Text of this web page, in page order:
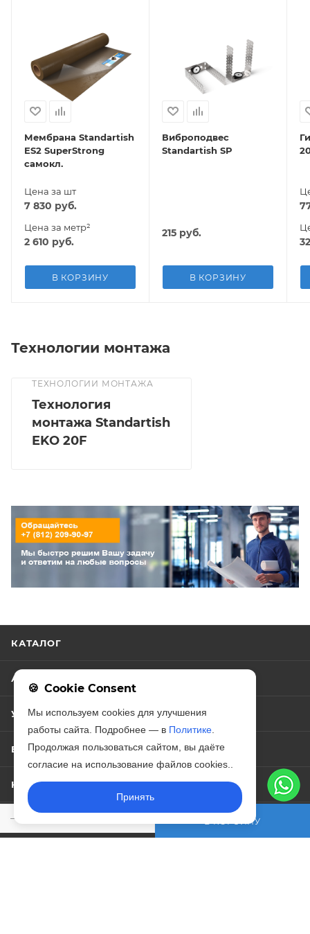
В КОРЗИНУ
Мембрана Standartish
ES2 SuperStrong
самокл.
Цена за шт
7 830 руб.
Цена за метр²
2 610 руб.
В КОРЗИНУ
Виброподвес
Standartish SP
215 руб.
В КОРЗИНУ
Технологии монтажа
ТЕХНОЛОГИИ МОНТАЖА
Технология
монтажа Standartish
EKO 20F
КАТАЛОГ
АКЦИИ
УСЛУГИ
БРЕНД
КОМПАНИЯ
ИНФОРМАЦИЯ
Cookie Consent
Мы используем cookies для улучшения
работы сайта. Подробнее — в Политике
Продолжая пользоваться сайтом, вы даёте
согласие на использование файлов cookies..
Принять